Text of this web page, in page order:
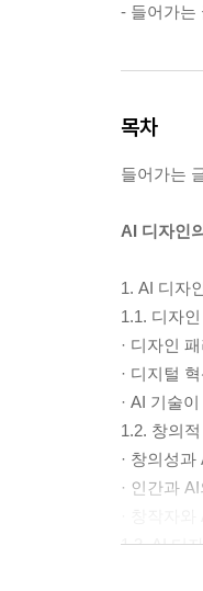
- 들어가는
목차
들어가는
AI 디자인
1. AI 디자
1.1. 디자
· 디자인
· 디지털
· AI 기술
1.2. 창의
· 창의성
· 인간과
1.3. AI 디